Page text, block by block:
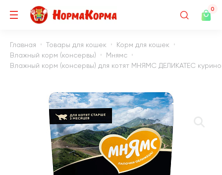
0
Главная Товары для кошек
Корм для кошек
Влажный корм (консервы)
Мнямс
Влажный корм (консервы) для котят МНЯМС ДЕЛИКАТЕС